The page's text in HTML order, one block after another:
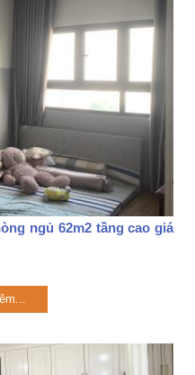
ngủ 62m2 tầng cao giá